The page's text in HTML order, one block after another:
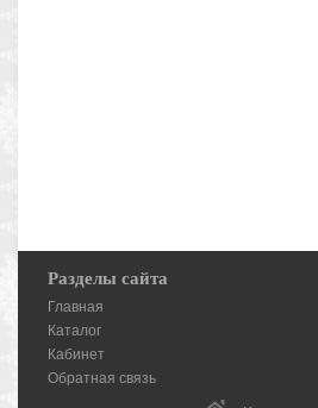
Разделы сайта
Главная
Каталог
Кабинет
Обратная связь